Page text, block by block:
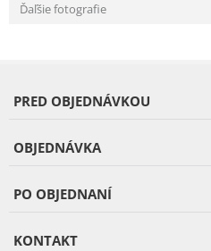
Ďaľšie fotografie
PRED OBJEDNÁVKOU
OBJEDNÁVKA
PO OBJEDNANÍ
KONTAKT